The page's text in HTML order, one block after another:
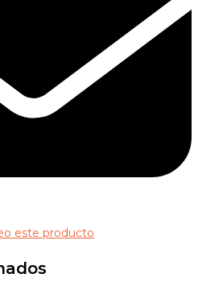
este producto